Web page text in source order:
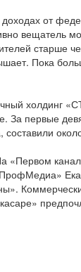
от
вещатель
старше
Пока
холдинг
За первые
«Первом